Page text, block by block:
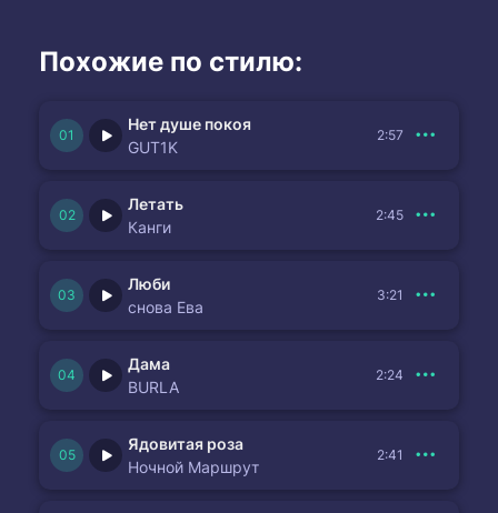
Похожие по стилю:
Нет душе покоя
GUT1K
2:57
Летать
Канги
2:45
Люби
снова Ева
3:21
Дама
BURLA
2:24
Ядовитая роза
Ночной Маршрут
2:41